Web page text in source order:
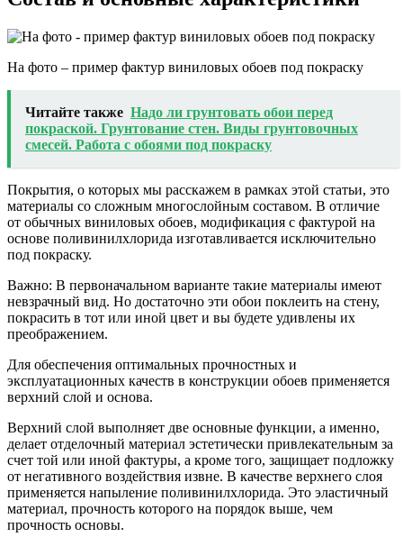
На фото – пример фактур виниловых обоев под покраску
Читайте также Надо ли грунтовать обои перед
покраской. Грунтование стен. Виды грунтовочных
смесей. Работа с обоями под покраску
Покрытия, о которых мы расскажем в рамках этой статьи, это
материалы со сложным многослойным составом. В отличие
от обычных виниловых обоев, модификация с фактурой на
основе поливинилхлорида изготавливается исключительно
под покраску.
Важно: В первоначальном варианте такие материалы имеют
невзрачный вид. Но достаточно эти обои поклеить на стену,
покрасить в тот или иной цвет и вы будете удивлены их
преображением.
Для обеспечения оптимальных прочностных и
эксплуатационных качеств в конструкции обоев применяется
верхний слой и основа.
Верхний слой выполняет две основные функции, а именно,
делает отделочный материал эстетически привлекательным за
счет той или иной фактуры, а кроме того, защищает подложку
от негативного воздействия извне. В качестве верхнего слоя
применяется напыление поливинилхлорида. Это эластичный
материал, прочность которого на порядок выше, чем
прочность основы.